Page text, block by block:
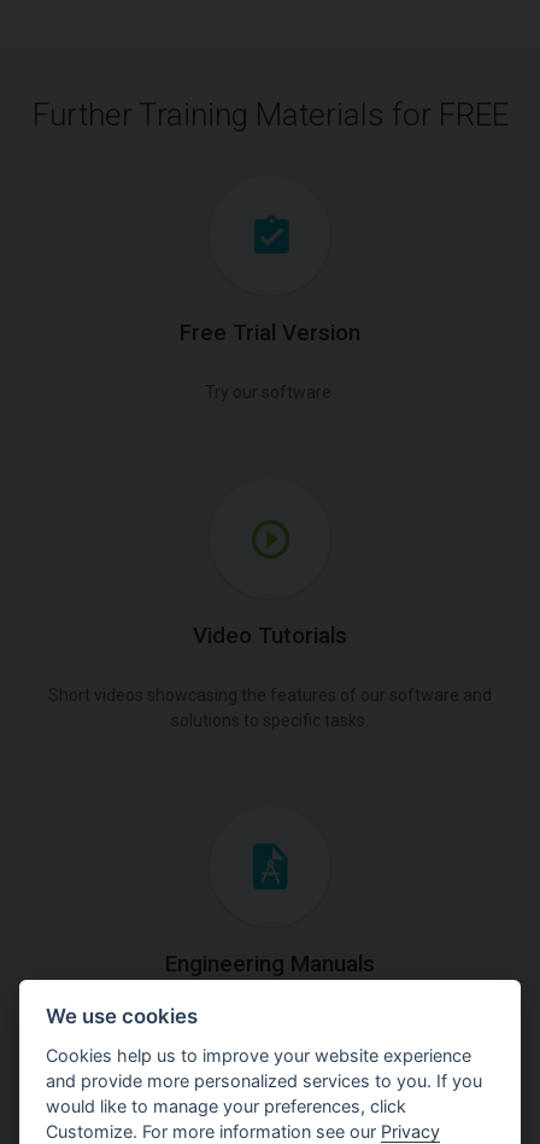
Further Training Materials for FREE
Free Trial Version
Video Tutorials
Engineering Manuals
Step by steps guides on how
to solve a specific tasks.
We use cookies
Cookies help us to improve your website experience
and provide more personalized services to you. If you
would like to manage your preferences, click
Customize. For more information see our Privacy